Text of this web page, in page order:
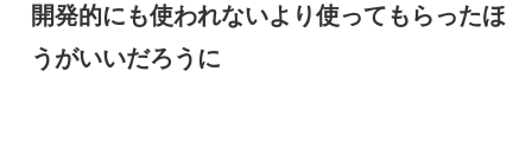
開発的にも使われないより使ってもらったほ
うがいいだろうに